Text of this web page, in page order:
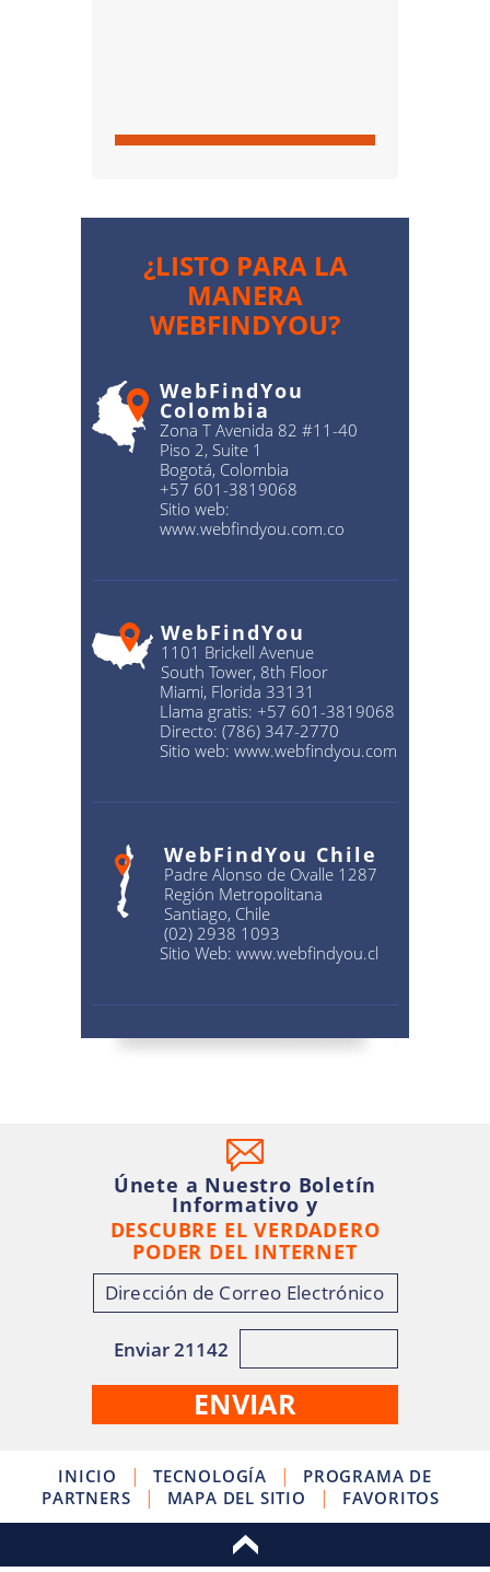
¿LISTO PARA LA
MANERA
WEBFINDYOU?
WebFindYou
Colombia
Zona T Avenida 82 #11-40
Piso 2, Suite 1
Bogotá, Colombia
+57 601-3819068
Sitio web:
www.webfindyou.com.co
WebFindYou
1101 Brickell Avenue
South Tower, 8th Floor
Miami, Florida 33131
Llama gratis: +57 601-3819068
Directo: (786) 347-2770
Sitio web: www.webfindyou.com
WebFindYou Chile
Padre Alonso de Ovalle 1287
Región Metropolitana
Santiago, Chile
(02) 2938 1093
Sitio Web: www.webfindyou.cl
Únete a Nuestro Boletín
Informativo y
DESCUBRE EL VERDADERO
PODER DEL INTERNET
Enviar 21142
INICIO | TECNOLOGÍA |
PROGRAMA DE
PARTNERS
| MAPA DEL SITIO | FAVORITOS